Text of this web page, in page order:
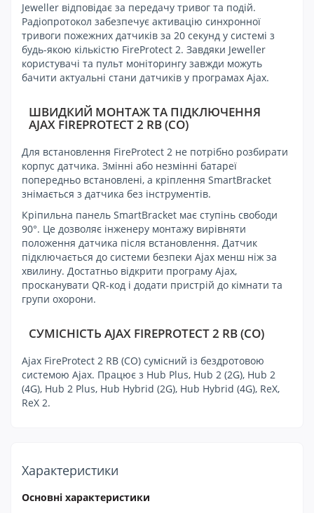
Jeweller відповідає за передачу тривог та подій.
Радіопротокол забезпечує активацію синхронної
тривоги пожежних датчиків за 20 секунд у системі з
будь-якою кількістю FireProtect 2. Завдяки Jeweller
користувачі та пульт моніторингу завжди можуть
бачити актуальні стани датчиків у програмах Ajax.
ШВИДКИЙ МОНТАЖ ТА ПІДКЛЮЧЕННЯ
AJAX FIREPROTECT 2 RB (CO)
Для встановлення FireProtect 2 не потрібно розбирати
корпус датчика. Змінні або незмінні батареї
попередньо встановлені, а кріплення SmartBracket
знімається з датчика без інструментів.
Кріпильна панель SmartBracket має ступінь свободи
90°. Це дозволяє інженеру монтажу вирівняти
положення датчика після встановлення. Датчик
підключається до системи безпеки Ajax менш ніж за
хвилину. Достатньо відкрити програму Ajax,
просканувати QR-код і додати пристрій до кімнати та
групи охорони.
СУМІСНІСТЬ AJAX FIREPROTECT 2 RB (CO)
Ajax FireProtect 2 RB (CO) сумісний із бездротовою
системою Ajax. Працює з Hub Plus, Hub 2 (2G), Hub 2
(4G), Hub 2 Plus, Hub Hybrid (2G), Hub Hybrid (4G), ReX,
ReX 2.
Характеристики
Основні характеристики